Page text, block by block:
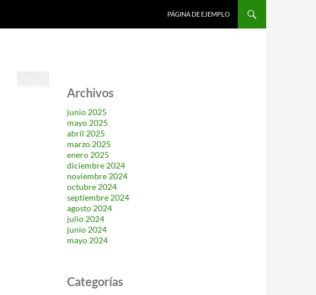
PÁGINA DE EJEMPLO
Archivos
junio 2025
mayo 2025
abril 2025
marzo 2025
enero 2025
diciembre 2024
noviembre 2024
octubre 2024
septiembre 2024
agosto 2024
julio 2024
junio 2024
mayo 2024
Categorías